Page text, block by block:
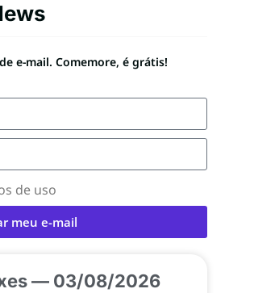
e-mail. Comemore, é grátis!
de uso
meu e-mail
— 03/08/2026